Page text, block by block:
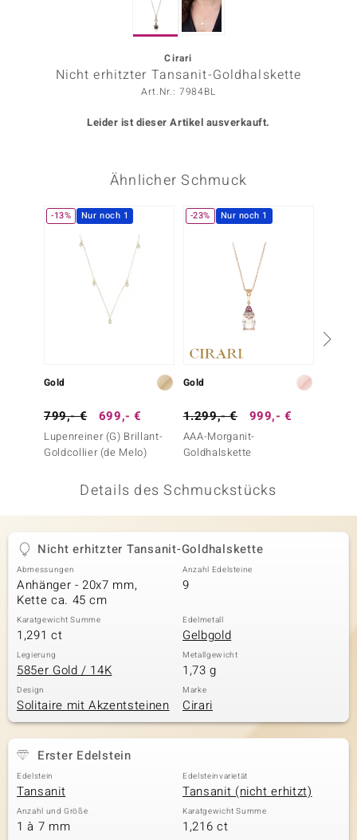
Collection
Classics
Cirari
Nicht erhitzter Tansanit-Goldhalskette
Art.Nr.: 7984BL
Leider ist dieser Artikel ausverkauft.
Ähnlicher Schmuck
-13% Nur noch 1
Gold
799,- € 699,- €
Lupenreiner (G) Brillant-
Goldcollier (de Melo)
-23% Nur noch 1
Gold
1.299,- € 999,- €
AAA-Morganit-
Goldhalskette
Details des Schmuckstücks
Nicht erhitzter Tansanit-Goldhalskette
Abmessungen
Anhänger - 20x7 mm,
Kette ca. 45 cm
Anzahl Edelsteine
9
Karatgewicht Summe
1,291 ct
Edelmetall
Gelbgold
Legierung
585er Gold / 14K
Metallgewicht
1,73 g
Design
Solitaire mit Akzentsteinen
Marke
Cirari
Erster Edelstein
Edelstein
Tansanit
Edelsteinvarietät
Tansanit (nicht erhitzt)
Anzahl und Größe
1 à 7 mm
Karatgewicht Summe
1,216 ct